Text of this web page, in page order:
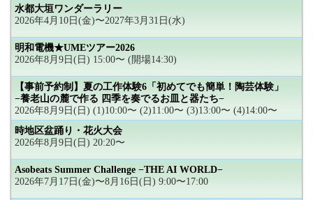
水都大垣ワンダーラリー
2026年4月10日(金)〜2027年3月31日(水)
明和電機★UMEツアー2026
2026年8月9日(日) 15:00〜 (開場14:30)
【事前予約制】夏の工作体験6「初めてでも簡単！陶芸体験」
−養老山の麓で作る 四季を奏でるお皿と器たち−
2026年8月9日(日) (1)10:00〜 (2)11:00〜 (3)13:00〜 (4)14:00〜
時地区盆踊り・花火大会
2026年8月9日(日) 20:20〜
Asobeats Summer Challenge −THE AI WORLD−
2026年7月17日(金)〜8月16日(日) 9:00〜17:00